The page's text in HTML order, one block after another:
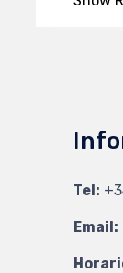
Tel:
Email: